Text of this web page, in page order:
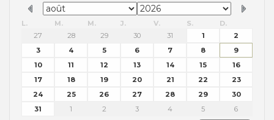
L. M. M. J. V. S.
D.
27
28 29 30 31 1
2
3
4 5 6 7 8
9
10
11 12 13 14 15
16
17
18 19 20 21 22
23
24
25 26 27 28 29
30
31
1 2 3 4 5 6